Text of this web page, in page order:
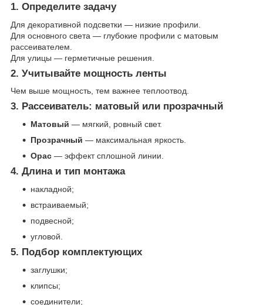
1. Определите задачу
Для декоративной подсветки — низкие профили.
Для основного света — глубокие профили с матовым
рассеивателем.
Для улицы — герметичные решения.
2. Учитывайте мощность ленты
Чем выше мощность, тем важнее теплоотвод.
3. Рассеиватель: матовый или прозрачный
Матовый — мягкий, ровный свет.
Прозрачный — максимальная яркость.
Оpac — эффект сплошной линии.
4. Длина и тип монтажа
накладной;
встраиваемый;
подвесной;
угловой.
5. Подбор комплектующих
заглушки;
клипсы;
соединители;